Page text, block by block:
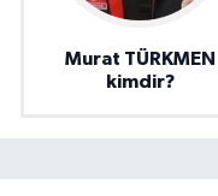
Murat TÜRKMEN
kimdir?